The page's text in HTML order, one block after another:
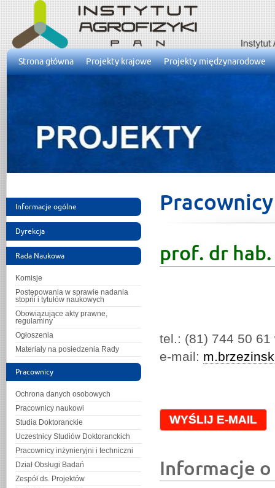
Strona główna Projekty krajowe Projekty międzynarodowe
Informacje ogólne
Dyrekcja
Rada Naukowa
Komisje
Postępowania w sprawie nadania
stopni i tytułów naukowych
Obowiązujące akty prawne,
regulaminy
Ogłoszenia
Materiały na posiedzenia Rady
Pracownicy
Ochrona danych osobowych
Pracownicy naukowi
Studia Doktoranckie
Uczestnicy Studiów Doktoranckich
Pracownicy inżynieryjni i techniczni
Dział Obsługi Badań
Zespół ds. Projektów
Pracownicy
prof. dr
tel.: (81) 744 50 61
e-mail:
WYŚLIJ E-MAIL
Informacje